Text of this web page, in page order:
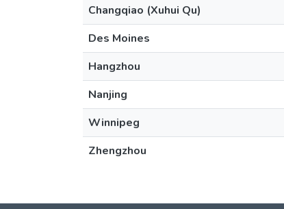
Changqiao (Xuhui Qu)
Des Moines
Hangzhou
Nanjing
Winnipeg
Zhengzhou